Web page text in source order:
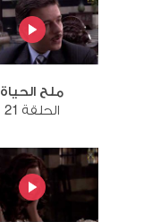
ملح الحياة
الحلقة 21